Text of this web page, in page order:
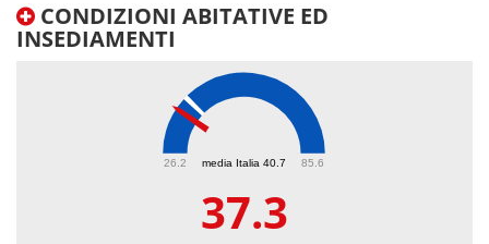
CONDIZIONI ABITATIVE ED
INSEDIAMENTI
media Italia 40.7
26.2 85.6
37.3